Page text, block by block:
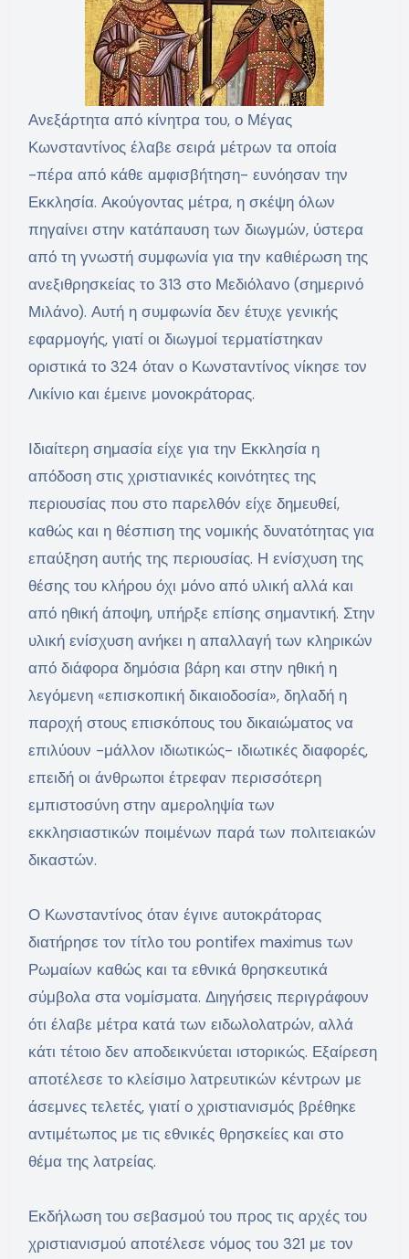
Ανεξάρτητα από κίνητρα του, ο Μέγας
Κωνσταντίνος έλαβε σειρά μέτρων τα οποία
-πέρα από κάθε αμφισβήτηση- ευνόησαν την
Εκκλησία. Ακούγοντας μέτρα, η σκέψη όλων
πηγαίνει στην κατάπαυση των διωγμών, ύστερα
από τη γνωστή συμφωνία για την καθιέρωση της
ανεξιθρησκείας το 313 στο Μεδιόλανο (σημερινό
Μιλάνο). Αυτή η συμφωνία δεν έτυχε γενικής
εφαρμογής, γιατί οι διωγμοί τερματίστηκαν
οριστικά το 324 όταν ο Κωνσταντίνος νίκησε τον
Λικίνιο και έμεινε μονοκράτορας.
Ιδιαίτερη σημασία είχε για την Εκκλησία η
απόδοση στις χριστιανικές κοινότητες της
περιουσίας που στο παρελθόν είχε δημευθεί,
καθώς και η θέσπιση της νομικής δυνατότητας για
επαύξηση αυτής της περιουσίας. Η ενίσχυση της
θέσης του κλήρου όχι μόνο από υλική αλλά και
από ηθική άποψη, υπήρξε επίσης σημαντική. Στην
υλική ενίσχυση ανήκει η απαλλαγή των κληρικών
από διάφορα δημόσια βάρη και στην ηθική η
λεγόμενη «επισκοπική δικαιοδοσία», δηλαδή η
παροχή στους επισκόπους του δικαιώματος να
επιλύουν -μάλλον ιδιωτικώς- ιδιωτικές διαφορές,
επειδή οι άνθρωποι έτρεφαν περισσότερη
εμπιστοσύνη στην αμεροληψία των
εκκλησιαστικών ποιμένων παρά των πολιτειακών
δικαστών.
Ο Κωνσταντίνος όταν έγινε αυτοκράτορας
διατήρησε τον τίτλο του pontifex maximus των
Ρωμαίων καθώς και τα εθνικά θρησκευτικά
σύμβολα στα νομίσματα. Διηγήσεις περιγράφουν
ότι έλαβε μέτρα κατά των ειδωλολατρών, αλλά
κάτι τέτοιο δεν αποδεικνύεται ιστορικώς. Εξαίρεση
αποτέλεσε το κλείσιμο λατρευτικών κέντρων με
άσεμνες τελετές, γιατί ο χριστιανισμός βρέθηκε
αντιμέτωπος με τις εθνικές θρησκείες και στο
θέμα της λατρείας.
Εκδήλωση του σεβασμού του προς τις αρχές του
χριστιανισμού αποτέλεσε νόμος του 321 με τον